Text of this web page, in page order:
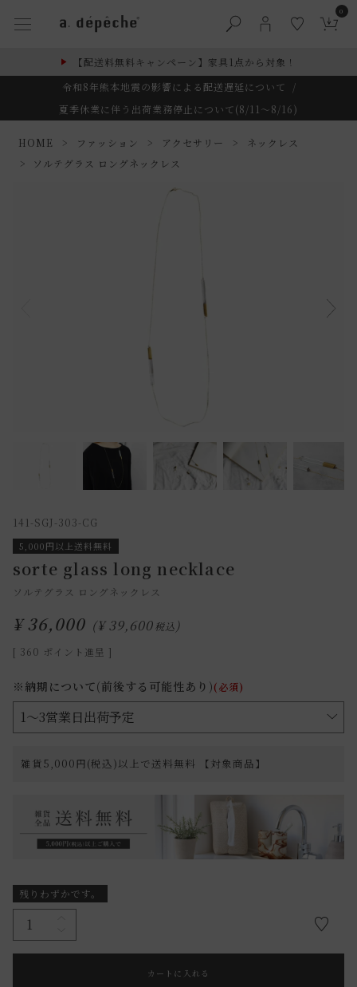
0
【配送料無料キャンペーン】家具1点から対象！
令和8年熊本地震の影響による配送遅延について
/
夏季休業に伴う出荷業務停止について(8/11～8/16)
HOME ファッション アクセサリー
ネックレス
ソルテグラス ロングネックレス
141-SGJ-303-CG
5,000円以上送料無料
sorte glass long necklace
ソルテグラス ロングネックレス
¥ 36,000 ¥ 39,600税込
[ 360 ポイント進呈 ]
※納期について(前後する可能性あり)(必須)
雑貨5,000円(税込)以上で送料無料 【対象商品】
残りわずかです。
カートに入れる